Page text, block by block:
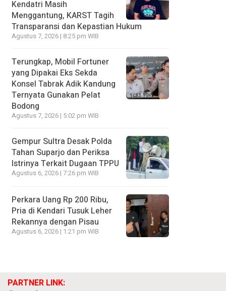
Kendatri Masih
Menggantung, KARST Tagih
Transparansi dan Kepastian Hukum
Agustus 7, 2026 | 8:25 pm WIB
Terungkap, Mobil Fortuner
yang Dipakai Eks Sekda
Konsel Tabrak Adik Kandung
Ternyata Gunakan Pelat
Bodong
Agustus 7, 2026 | 5:02 pm WIB
Gempur Sultra Desak Polda
Tahan Suparjo dan Periksa
Istrinya Terkait Dugaan TPPU
Agustus 6, 2026 | 7:26 pm WIB
Perkara Uang Rp 200 Ribu,
Pria di Kendari Tusuk Leher
Rekannya dengan Pisau
Agustus 6, 2026 | 1:21 pm WIB
PARTNER LINK: